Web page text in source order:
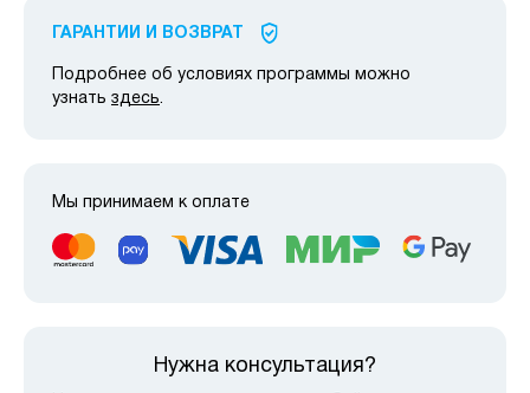
ГАРАНТИИ И ВОЗВРАТ
Подробнее об условиях программы можно
узнать здесь.
Мы принимаем к оплате
Нужна консультация?